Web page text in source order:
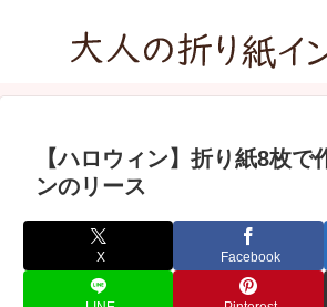
【ハロウィン】折り紙8枚で
ンのリース
X Facebook